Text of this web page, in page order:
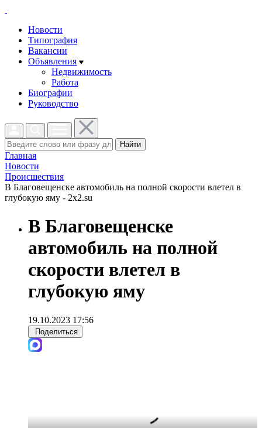
Новости
Типография
Вакансии
Объявления
Недвижимость
Работа
Биографии
Руководство
Найти
Главная
Новости
Проиcшествия
В Благовещенске автомобиль на полной скорости влетел в
глубокую яму - 2x2.su
В Благовещенске
автомобиль на полной
скорости влетел в
глубокую яму
19.10.2023 17:56
Поделиться